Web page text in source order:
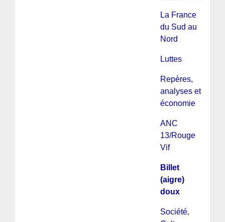
La France
du Sud au
Nord
Luttes
Repères,
analyses et
économie
ANC
13/Rouge
Vif
Billet
(aigre)
doux
Société,